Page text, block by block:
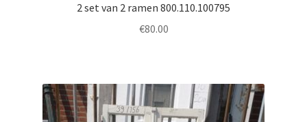
2 set van 2 ramen 800.110.100795
€80.00